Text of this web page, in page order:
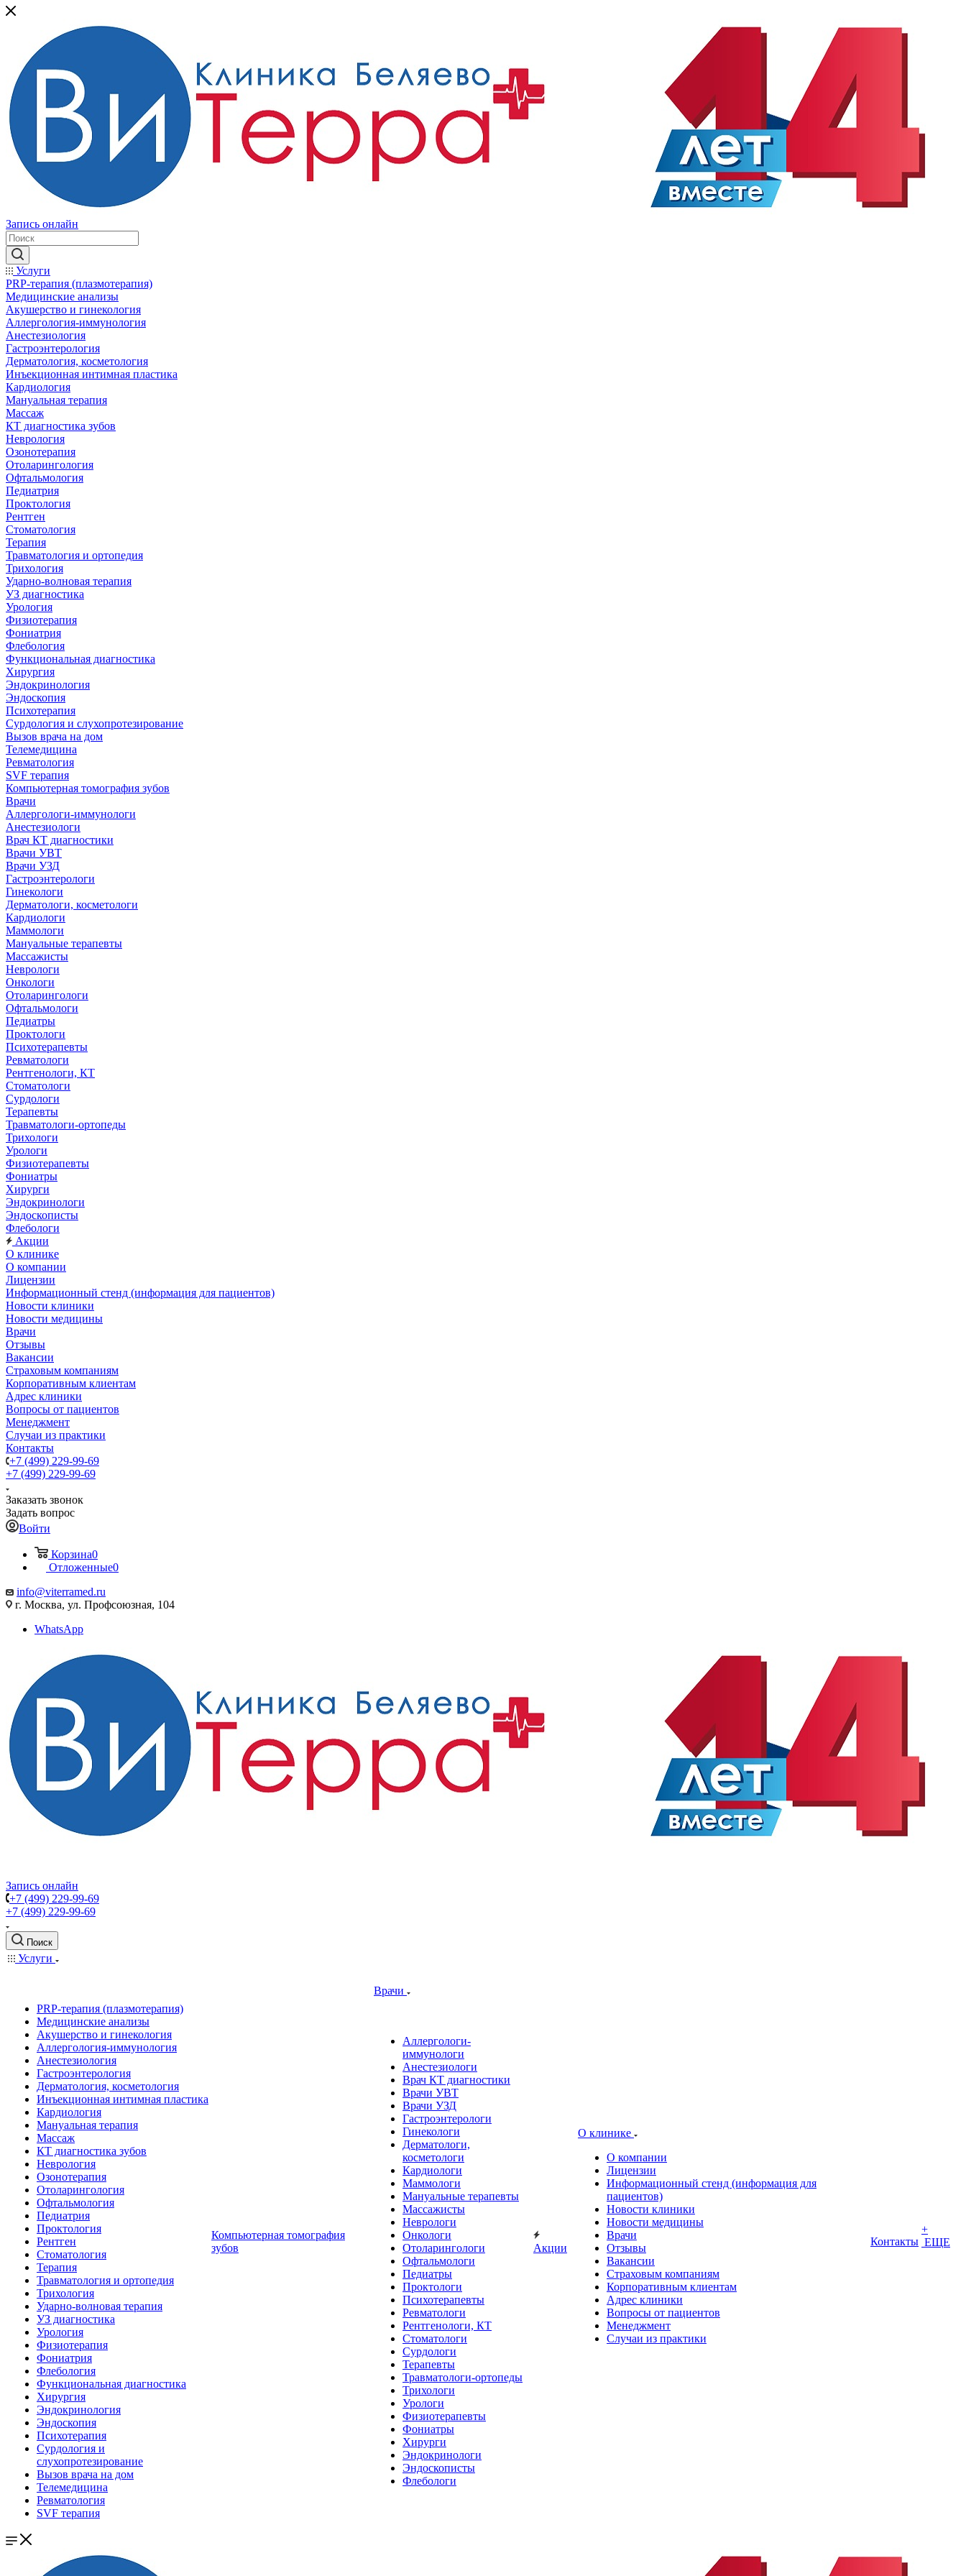
Запись онлайн
Услуги
PRP-терапия (плазмотерапия)
Медицинские анализы
Акушерство и гинекология
Аллергология-иммунология
Анестезиология
Гастроэнтерология
Дерматология, косметология
Инъекционная интимная пластика
Кардиология
Мануальная терапия
Массаж
КТ диагностика зубов
Неврология
Озонотерапия
Отоларингология
Офтальмология
Педиатрия
Проктология
Рентген
Стоматология
Терапия
Травматология и ортопедия
Трихология
Ударно-волновая терапия
УЗ диагностика
Урология
Физиотерапия
Фониатрия
Флебология
Функциональная диагностика
Хирургия
Эндокринология
Эндоскопия
Психотерапия
Сурдология и слухопротезирование
Вызов врача на дом
Телемедицина
Ревматология
SVF терапия
Компьютерная томография зубов
Врачи
Аллергологи-иммунологи
Анестезиологи
Врач КТ диагностики
Врачи УВТ
Врачи УЗД
Гастроэнтерологи
Гинекологи
Дерматологи, косметологи
Кардиологи
Маммологи
Мануальные терапевты
Массажисты
Неврологи
Онкологи
Отоларингологи
Офтальмологи
Педиатры
Проктологи
Психотерапевты
Ревматологи
Рентгенологи, КТ
Стоматологи
Сурдологи
Терапевты
Травматологи-ортопеды
Трихологи
Урологи
Физиотерапевты
Фониатры
Хирурги
Эндокринологи
Эндоскописты
Флебологи
Акции
О клинике
О компании
Лицензии
Информационный стенд (информация для пациентов)
Новости клиники
Новости медицины
Врачи
Отзывы
Вакансии
Страховым компаниям
Корпоративным клиентам
Адрес клиники
Вопросы от пациентов
Менеджмент
Случаи из практики
Контакты
+7 (499) 229-99-69
+7 (499) 229-99-69
Заказать звонок
Задать вопрос
Войти
Корзина0
Отложенные0
info@viterramed.ru
г. Москва, ул. Профсоюзная, 104
WhatsApp
Запись онлайн
+7 (499) 229-99-69
+7 (499) 229-99-69
Поиск
Услуги
PRP-терапия (плазмотерапия)
Медицинские анализы
Акушерство и гинекология
Аллергология-иммунология
Анестезиология
Гастроэнтерология
Дерматология, косметология
Инъекционная интимная пластика
Кардиология
Мануальная терапия
Массаж
КТ диагностика зубов
Неврология
Озонотерапия
Отоларингология
Офтальмология
Педиатрия
Проктология
Рентген
Стоматология
Терапия
Травматология и ортопедия
Трихология
Ударно-волновая терапия
УЗ диагностика
Урология
Физиотерапия
Фониатрия
Флебология
Функциональная диагностика
Хирургия
Эндокринология
Эндоскопия
Психотерапия
Сурдология и
слухопротезирование
Вызов врача на дом
Телемедицина
Ревматология
SVF терапия
Компьютерная томография
зубов
Врачи
Аллергологи-
иммунологи
Анестезиологи
Врач КТ диагностики
Врачи УВТ
Врачи УЗД
Гастроэнтерологи
Гинекологи
Дерматологи,
косметологи
Кардиологи
Маммологи
Мануальные терапевты
Массажисты
Неврологи
Онкологи
Отоларингологи
Офтальмологи
Педиатры
Проктологи
Психотерапевты
Ревматологи
Рентгенологи, КТ
Стоматологи
Сурдологи
Терапевты
Травматологи-ортопеды
Трихологи
Урологи
Физиотерапевты
Фониатры
Хирурги
Эндокринологи
Эндоскописты
Флебологи
Акции
О клинике
О компании
Лицензии
Информационный стенд (информация для
пациентов)
Новости клиники
Новости медицины
Врачи
Отзывы
Вакансии
Страховым компаниям
Корпоративным клиентам
Адрес клиники
Вопросы от пациентов
Менеджмент
Случаи из практики
Контакты
+
ЕЩЕ